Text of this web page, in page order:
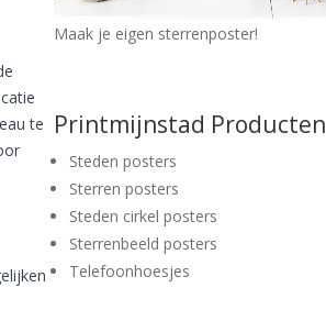
te
Maak je eigen sterrenposter!
Printmijnstad Producten
Steden posters
Sterren posters
Steden cirkel posters
Sterrenbeeld posters
Telefoonhoesjes